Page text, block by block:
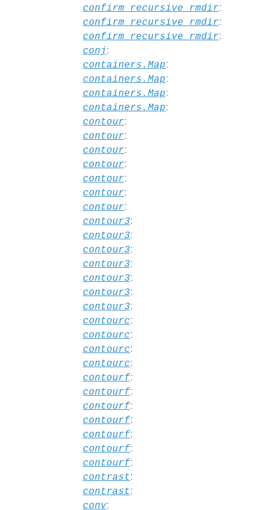
confirm_recursive_rmdir:
confirm_recursive_rmdir:
confirm_recursive_rmdir:
conj:
containers.Map:
containers.Map:
containers.Map:
containers.Map:
contour:
contour:
contour:
contour:
contour:
contour:
contour:
contour3:
contour3:
contour3:
contour3:
contour3:
contour3:
contour3:
contourc:
contourc:
contourc:
contourc:
contourf:
contourf:
contourf:
contourf:
contourf:
contourf:
contourf:
contrast:
contrast:
conv: